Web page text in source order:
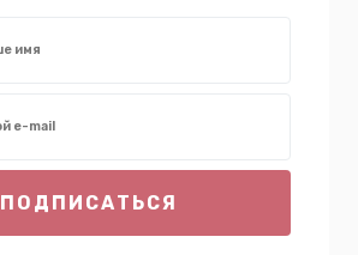
ПОДПИСАТЬСЯ